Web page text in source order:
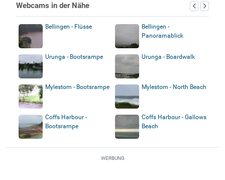
Webcams in der Nähe
Bellingen - Flüsse
Bellingen -
Panoramablick
Urunga - Bootsrampe Urunga - Boardwalk
Mylestom - Bootsrampe Mylestom - North Beach
Coffs Harbour -
Bootsrampe
Coffs Harbour - Gallows
Beach
WERBUNG